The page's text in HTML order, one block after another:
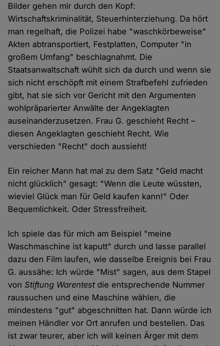
Bilder gehen mir durch den Kopf:
Wirtschaftskriminalität, Steuerhinterziehung. Da hört
man regelhaft, die Polizei habe "waschkörbeweise"
Akten abtransportiert, Festplatten, Computer "in
großem Umfang" beschlagnahmt. Die
Staatsanwaltschaft wühlt sich da durch und wenn sie
sich nicht erschöpft mit einem Strafbefehl zufrieden
gibt, hat sie sich vor Gericht mit den Argumenten
wohlpräparierter Anwälte der Angeklagten
auseinanderzusetzen. Frau G. geschieht Recht –
diesen Angeklagten geschieht Recht. Wie
verschieden "Recht" doch aussieht!
Ein reicher Mann hat mal zu dem Satz "Geld macht
nicht glücklich" gesagt: "Wenn die Leute wüssten,
wieviel Glück man für Geld kaufen kann!" Oder
Bequemlichkeit. Oder Stressfreiheit.
Ich spiele das für mich am Beispiel "meine
Waschmaschine ist kaputt" durch und lasse parallel
dazu den Film laufen, wie dasselbe Ereignis bei Frau
G. aussähe: Ich würde "Mist" sagen, aus dem Stapel
vonStiftung Warentestdie entsprechende Nummer
raussuchen und eine Maschine wählen, die
mindestens "gut" abgeschnitten hat. Dann würde ich
meinen Händler vor Ort anrufen und bestellen. Das
ist zwar teurer, aber ich will keinen Ärger mit dem